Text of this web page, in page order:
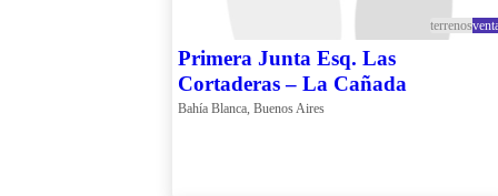
terrenos
Primera Junta Esq. Las
Cortaderas – La Cañada
Bahía Blanca, Buenos Aires